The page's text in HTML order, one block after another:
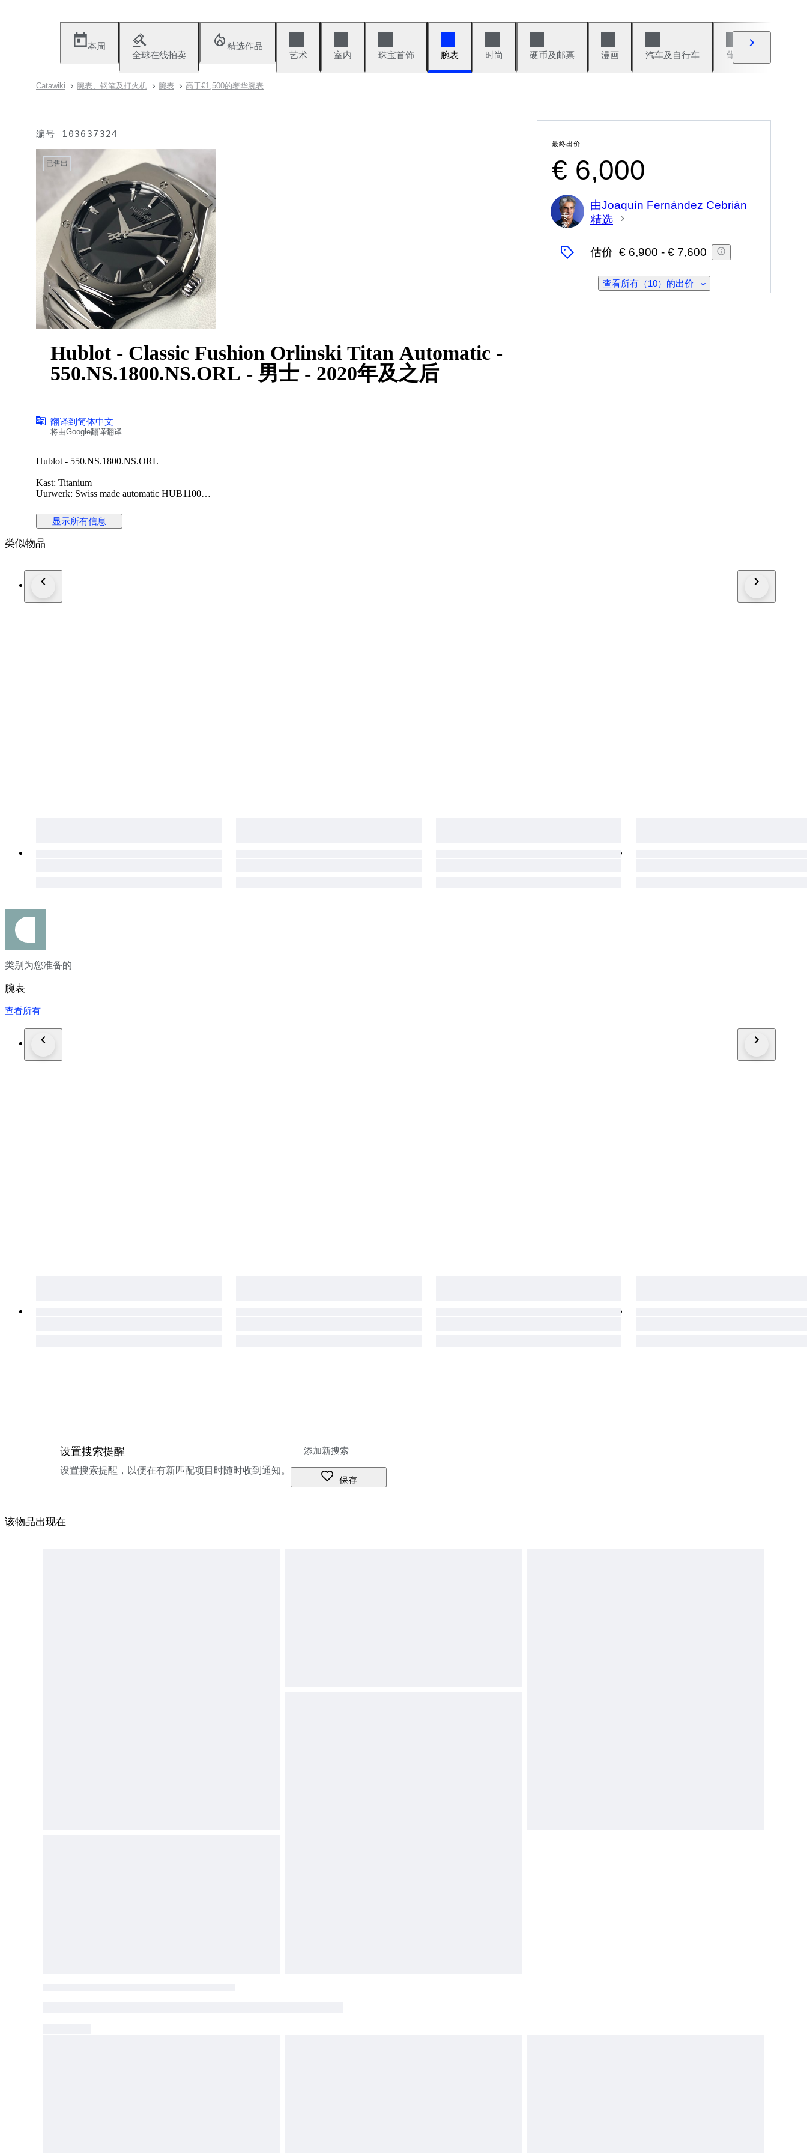
本周
全球在线拍卖
精选作品
艺术
室内 珠宝首饰 腕表 时尚 硬币及邮票 漫画 汽车及自行车 葡萄酒及烈性酒
Catawiki 腕表、钢笔及打火机 腕表 高于€1,500的奢华腕表
编号 103637324
已售出
Hublot - Classic Fushion Orlinski Titan Automatic -
550.NS.1800.NS.ORL - 男士 - 2020年及之后
翻译到简体中文
将由Google翻译翻译
Hublot - 550.NS.1800.NS.ORL
Kast: Titanium
Uurwerk: Swiss made automatic HUB1100
Diameter: 40 mm (zonder kroon)
Glas: sapphire crystal
Band: origineel titanium band
Wristsize: ca. 20 cm
Garantie: Hublot garantie > 1 jaar (online geregistreerd)
显示所有信息
最终出价
€ 6,000
专
家
由Joaquín Fernández Cebrián
精选
估价 € 6,900 - € 7,600
查看所有（10）的出价
类似物品
类别为您准备的
腕表
查看所有
设置搜索提醒
设置搜索提醒，以便在有新匹配项目时随时收到通知。
保存
该物品出现在